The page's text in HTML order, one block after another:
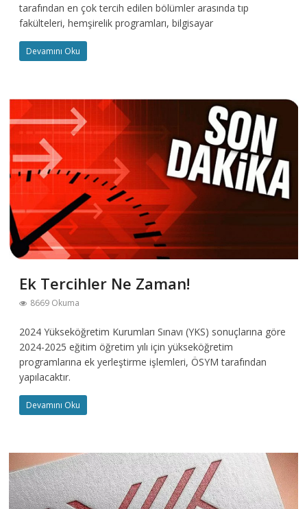
tarafından en çok tercih edilen bölümler arasında tıp
fakülteleri, hemşirelik programları, bilgisayar
Devamını Oku
Ek Tercihler Ne Zaman!
8669 Okuma
2024 Yükseköğretim Kurumları Sınavı (YKS) sonuçlarına göre
2024-2025 eğitim öğretim yılı için yükseköğretim
programlarına ek yerleştirme işlemleri, ÖSYM tarafından
yapılacaktır.
Devamını Oku